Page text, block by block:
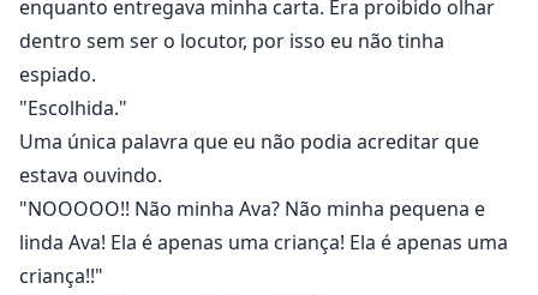
enquanto entregava minha carta. Era proibido olhar
dentro sem ser o locutor, por isso eu não tinha
espiado.
"Escolhida."
Uma única palavra que eu não podia acreditar que
estava ouvindo.
"NOOOOO!! Não minha Ava? Não minha pequena e
linda Ava! Ela é apenas uma criança! Ela é apenas uma
criança!!"